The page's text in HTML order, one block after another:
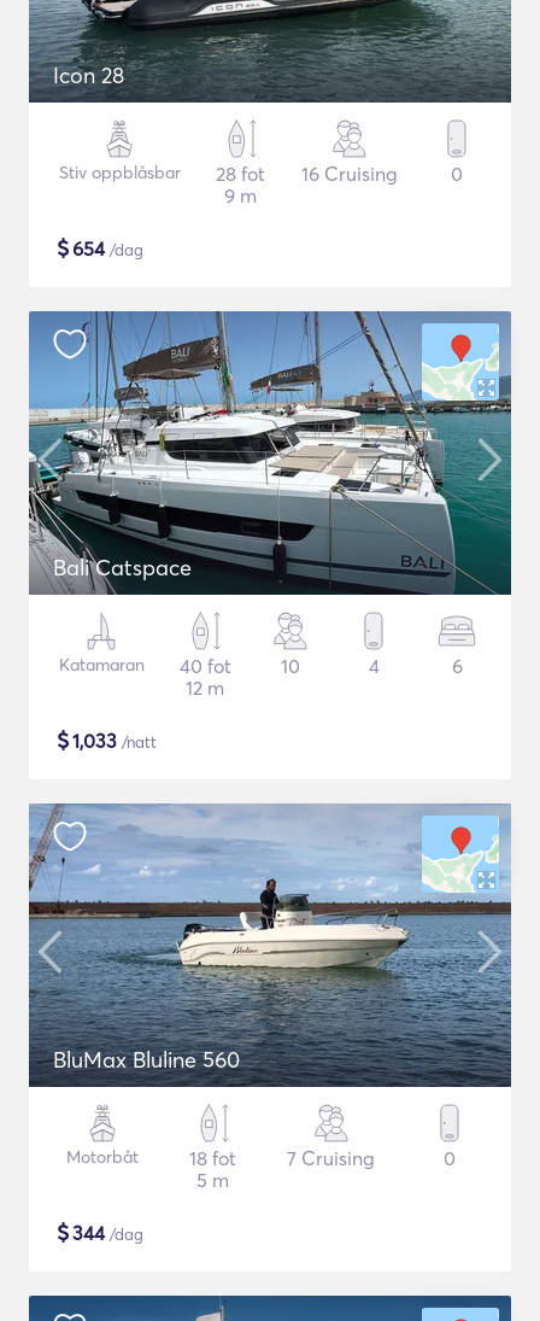
Icon 28
Stiv oppblåsbar
28 fot
9 m
16 Cruising 0
$654/dag
Bali Catspace
Katamaran
40 fot
12 m
10 4 6
$1,033 /natt
BluMax Bluline 560
Motorbåt
18 fot
5 m
7 Cruising 0
$344/dag